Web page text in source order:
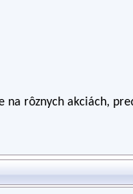
na rôznych akciách,